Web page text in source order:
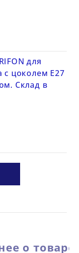
для
с цоколем E27
Склад в
о товаре